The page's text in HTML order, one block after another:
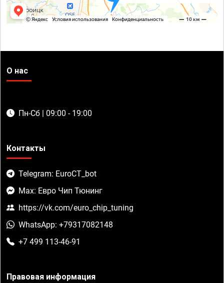
О нас
Пн-Сб | 09:00 - 19:00
Контакты
Telegram: EuroCT_bot
Max: Евро Чип Тюнинг
https://vk.com/euro_chip_tuning
WhatsApp: +79317082148
+7 499 113-46-91
Правовая информация